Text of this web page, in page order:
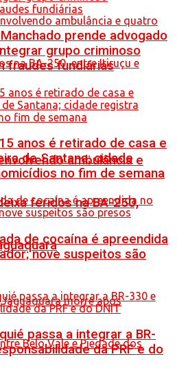
ambulância e
feridos na BA-250,
prende advogado
grupo criminoso
fraudes fundiárias
anos é retirado de casa e
de Santana; cidade
no fim de semana
de cocaína é apreendida
nove suspeitos são
passa a integrar a BR-
da PRF e do